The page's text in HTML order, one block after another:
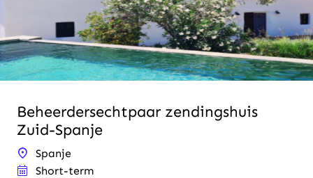
Beheerdersechtpaar zendingshuis
Zuid-Spanje
Spanje
Short-term